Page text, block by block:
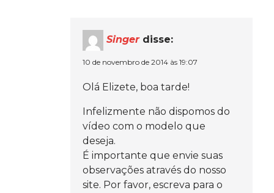
Singer disse:
10 de novembro de 2014 às 19:07
Olá Elizete, boa tarde!
Infelizmente não dispomos do
vídeo com o modelo que
deseja.
É importante que envie suas
observações através do nosso
site. Por favor, escreva para o